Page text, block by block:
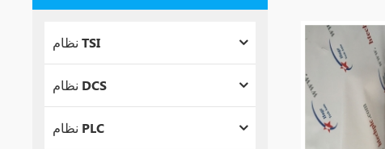
نظام TSI
نظام DCS
نظام PLC